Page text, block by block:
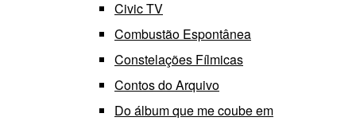
Civic TV
Combustão Espontânea
Constelações Fílmicas
Contos do Arquivo
Do álbum que me coube em